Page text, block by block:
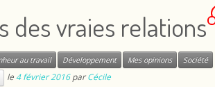
des vraies relations
au travail Développement Mes opinions Société
le 4 février 2016 parCécile